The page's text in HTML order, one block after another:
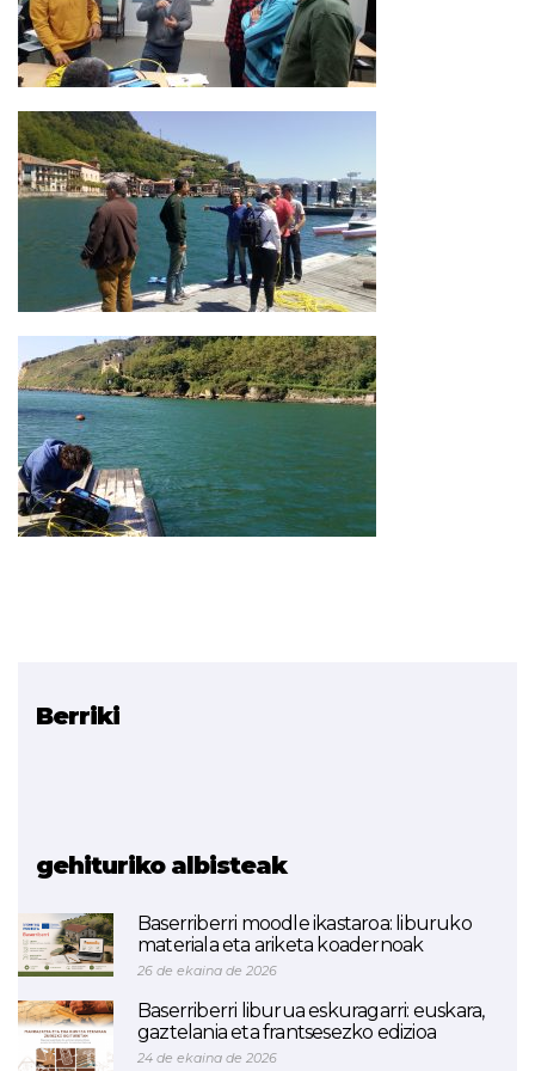
Berriki
gehituriko albisteak
Baserriberri moodle ikastaroa: liburuko
materiala eta ariketa koadernoak
26 de ekaina de 2026
Baserriberri liburua eskuragarri: euskara,
gaztelania eta frantsesezko edizioa
24 de ekaina de 2026